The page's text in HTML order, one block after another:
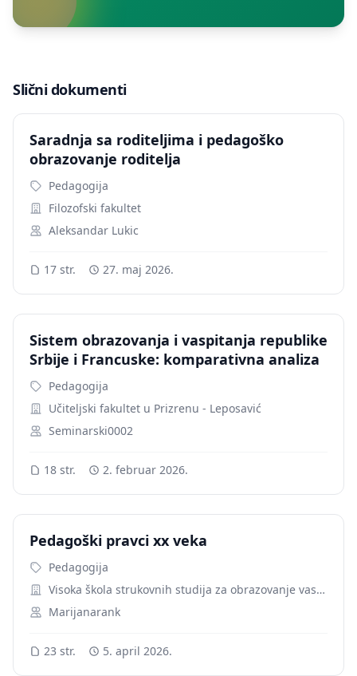
Slični dokumenti
Saradnja sa roditeljima i pedagoško
obrazovanje roditelja
Pedagogija
Filozofski fakultet
Aleksandar Lukic
17 str. 27. maj 2026.
Sistem obrazovanja i vaspitanja republike
Srbije i Francuske: komparativna analiza
Pedagogija
Učiteljski fakultet u Prizrenu - Leposavić
Seminarski0002
18 str. 2. februar 2026.
Pedagoški pravci xx veka
Pedagogija
Visoka škola strukovnih studija za obrazovanje vaspitača i trenera
Marijanarank
23 str. 5. april 2026.